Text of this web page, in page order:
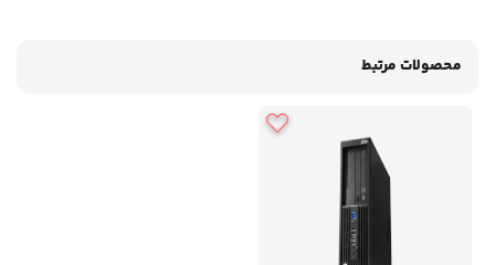
محصولات مرتبط